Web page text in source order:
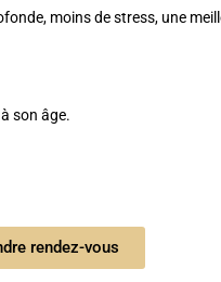
moins de stress, une
son âge.
rendez-vous